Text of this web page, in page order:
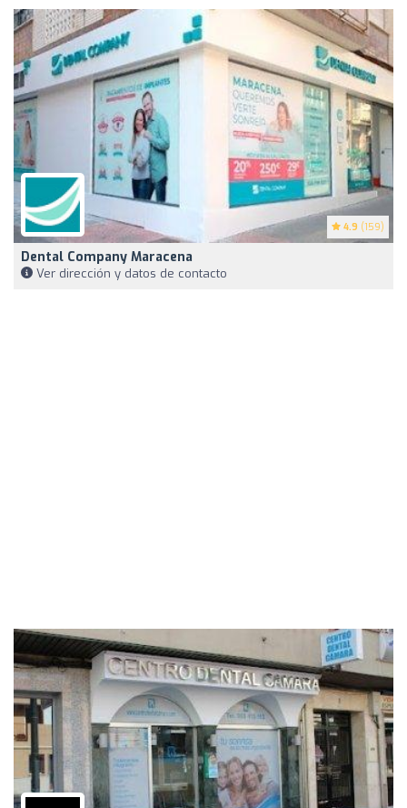
4.9 (159)
Dental Company Maracena
Ver dirección y datos de contacto